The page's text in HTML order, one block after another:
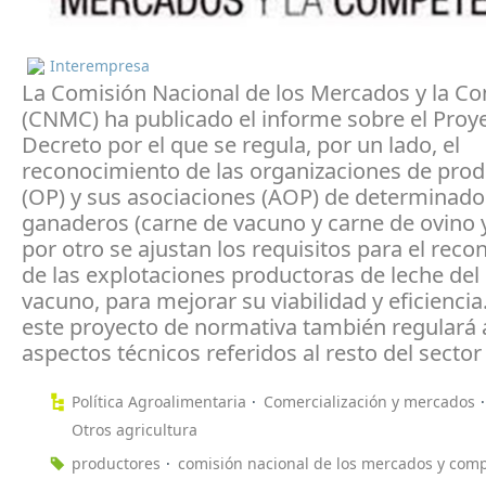
Interempresa
La Comisión Nacional de los Mercados y la
(CNMC) ha publicado el informe sobre el
Decreto por el que se regula, por un lado, el
reconocimiento de las organizaciones de
(OP) y sus asociaciones (AOP) de
ganaderos (carne de vacuno y carne de ovino
por otro se ajustan los requisitos para el
de las explotaciones productoras de leche
vacuno, para mejorar su viabilidad y
este proyecto de normativa también regulará
aspectos técnicos referidos al resto del
Política Agroalimentaria
Comercialización y mercados
Otros agricultura
productores
comisión nacional de los mercados y